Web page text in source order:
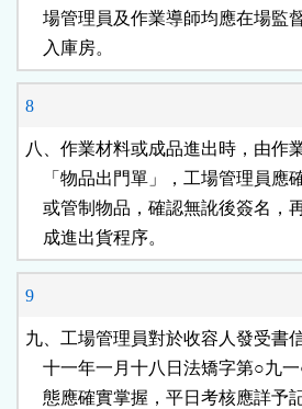
場管理員及作業導師均應在場
    入庫房。
8
八、作業材料或成品進出時，由作
「物品出門單」，工場管理員
或管制物品，確認無訛後簽名
    成進出貨程序。
9
九、工場管理員對於收容人發受書
十一年一月十八日法矯字第○九
態應確實掌握，平日考核應詳